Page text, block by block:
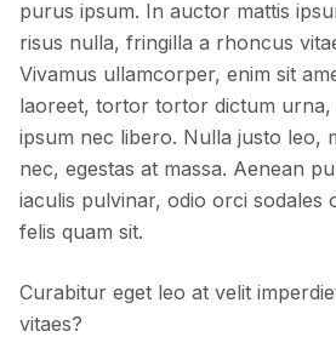
purus ipsum. In auctor mattis
risus nulla, fringilla a rhoncus
Vivamus ullamcorper, enim sit
laoreet, tortor tortor dictum urna,
ipsum nec libero. Nulla justo leo,
nec, egestas at massa. Aenean
iaculis pulvinar, odio orci sodales
felis quam sit.
Curabitur eget leo at velit
vitaes?